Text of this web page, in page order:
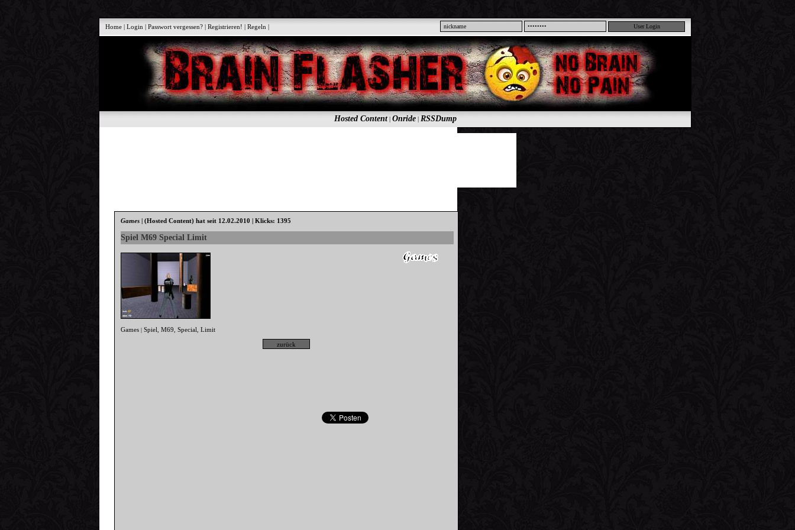
Home |Login |Passwort vergessen? |Registrieren! |Regeln |
Hosted Content| Onride| RSSDump
Games |(Hosted Content) hat seit 12.02.2010 | Klicks: 1395
Spiel M69 Special Limit
Games |Spiel ,M69 ,Special ,Limit